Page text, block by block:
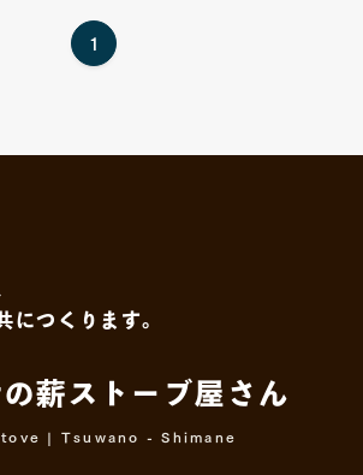
06
1
につくります。
薪ストーブ屋さん
| Tsuwano - Shimane